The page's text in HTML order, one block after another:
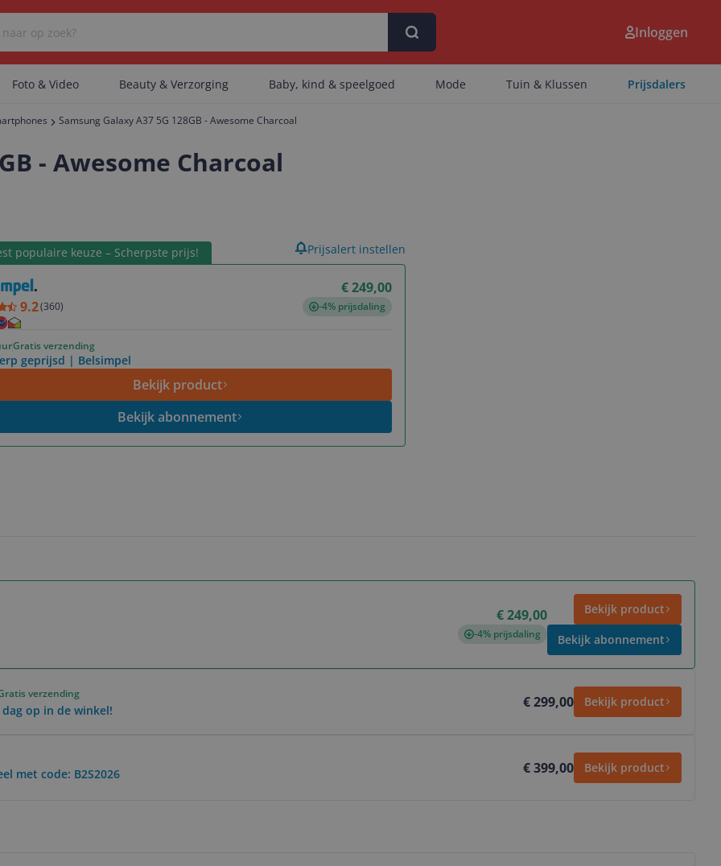
Er zijn geen categorieën gevonden.
Inloggen
Foto & Video Beauty & Verzorging Baby, kind & speelgoed Mode Tuin & Klussen Prijsdalers
Samsung Galaxy A37 5G 128GB - Awesome Charcoal
- Awesome Charcoal
populaire keuze – Scherpste prijs!
€ 249,00
9.2(360) -4% prijsdaling
Gratis verzending
geprijsd | Belsimpel
Bekijk product
Bekijk abonnement
Prijsalert instellen
€ 249,00
-4% prijsdaling
Bekijk product
Bekijk abonnement
verzending
op in de winkel! € 299,00 Bekijk product
met code: B2S2026 € 399,00 Bekijk product